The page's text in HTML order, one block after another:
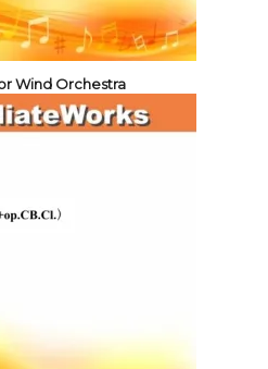
Wind Orchestra
円(税込)